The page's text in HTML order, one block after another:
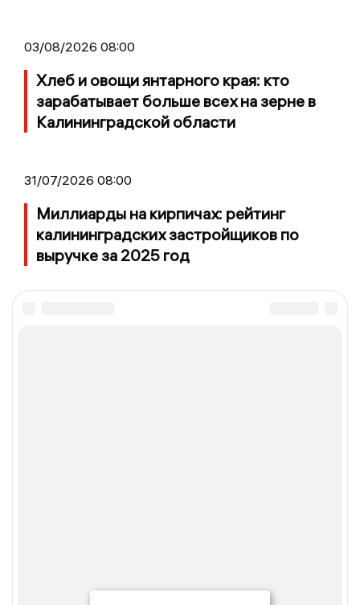
03/08/2026 08:00
Хлеб и овощи янтарного края: кто
зарабатывает больше всех на зерне в
Калининградской области
31/07/2026 08:00
Миллиарды на кирпичах: рейтинг
калининградских застройщиков по
выручке за 2025 год